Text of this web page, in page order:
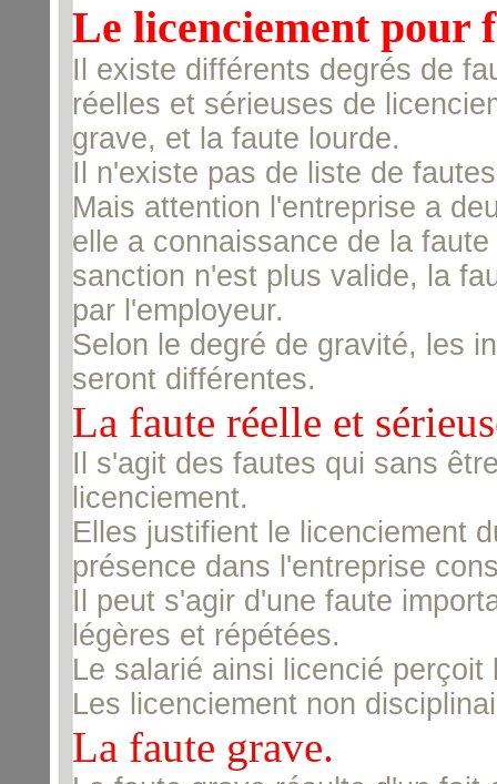
Le licenciement pour
Il existe différents degrés de
réelles et sérieuses de
grave, et la faute lourde.
Il n'existe pas de liste de
Mais attention l'entreprise a
elle a connaissance de la
sanction n'est plus valide, la
par l'employeur.
Selon le degré de gravité, les
seront différentes.
La faute réelle et
Il s'agit des fautes qui sans
licenciement.
Elles justifient le licenciement
présence dans l'entreprise
Il peut s'agir d'une faute
légères et répétées.
Le salarié ainsi licencié
Les licenciement non
La faute grave.